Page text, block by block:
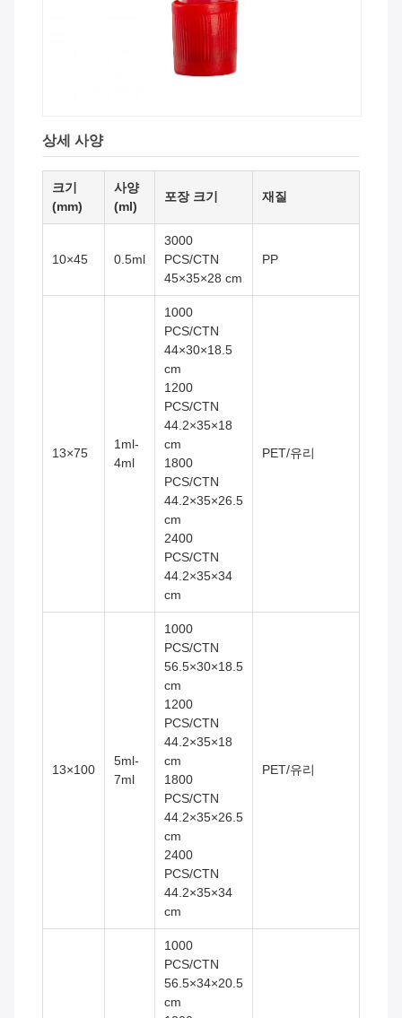
상세 사양
크기
(mm)
사양
(ml)
포장 크기 재질
10×45 0.5ml
3000
PCS/CTN
45×35×28 cm
PP
13×75
1ml-
4ml
1000
PCS/CTN
44×30×18.5
cm
1200
PCS/CTN
44.2×35×18
cm
1800
PCS/CTN
44.2×35×26.5
cm
2400
PCS/CTN
44.2×35×34
cm
PET/유리
13×100
5ml-
7ml
1000
PCS/CTN
56.5×30×18.5
cm
1200
PCS/CTN
44.2×35×18
cm
1800
PCS/CTN
44.2×35×26.5
cm
2400
PCS/CTN
44.2×35×34
cm
PET/유리
1000
PCS/CTN
56.5×34×20.5
cm